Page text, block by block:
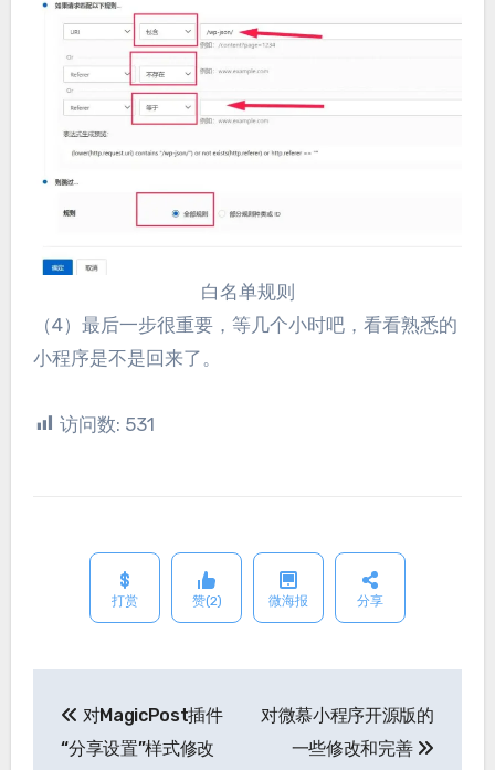
白名单规则
（4）最后一步很重要，等几个小时吧，看看熟悉的
小程序是不是回来了。
访问数: 531
打赏 赞(2) 微海报 分享
文
章
对MagicPost插件
“分享设置”样式修改
对微慕小程序开源版的
一些修改和完善